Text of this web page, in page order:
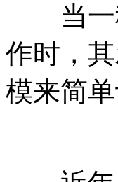
当一种
作时，
模来简